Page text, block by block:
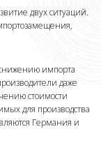
двух ситуаций.
импорта
даже
стоимости
для производства
Германия и